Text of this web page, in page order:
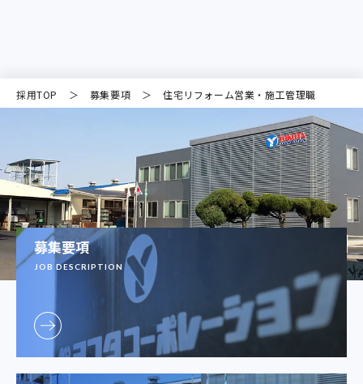
採用TOP 募集要項 住宅リフォーム営業・施工管理職
募集要項
JOB DESCRIPTION